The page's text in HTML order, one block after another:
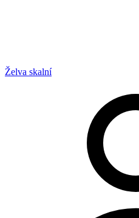
Želva skalní